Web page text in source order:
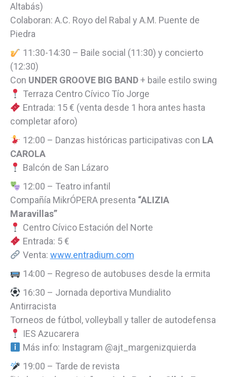
Altabás)
Colaboran: A.C. Royo del Rabal y A.M. Puente de
Piedra
11:30-14:30 – Baile social (11:30) y concierto
(12:30)
Con UNDER GROOVE BIG BAND+ baile estilo swing
Terraza Centro Cívico Tío Jorge
Entrada: 15 € (venta desde 1 hora antes hasta
completar aforo)
12:00 – Danzas históricas participativas con LA
CAROLA
Balcón de San Lázaro
12:00 – Teatro infantil
Compañía MikrÓPERA presenta “ALIZIA
Maravillas”
Centro Cívico Estación del Norte
Entrada: 5 €
Venta: www.entradium.com
14:00 – Regreso de autobuses desde la ermita
16:30 – Jornada deportiva Mundialito
Antirracista
Torneos de fútbol, volleyball y taller de autodefensa
IES Azucarera
Más info: Instagram @ajt_margenizquierda
19:00 – Tarde de revista